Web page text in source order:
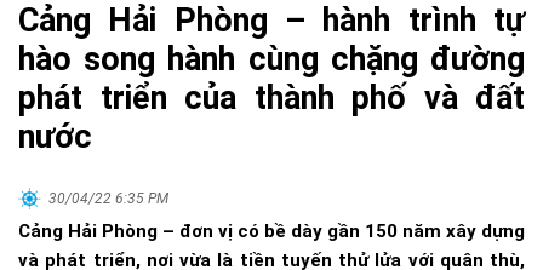
Cảng Hải Phòng – hành trình tự
hào song hành cùng chặng đường
phát triển của thành phố và đất
nước
30/04/22 6:35 PM
Cảng Hải Phòng – đơn vị có bề dày gần 150 năm xây dựng
và phát triển, nơi vừa là tiền tuyến thử lửa với quân thù,